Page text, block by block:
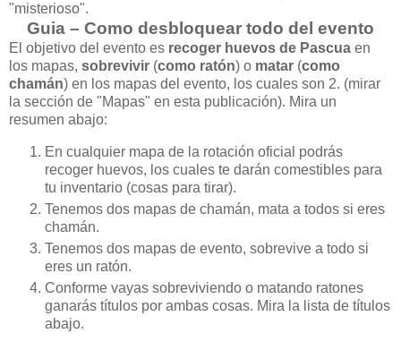
"misterioso".
Guia – Como desbloquear todo del evento
El objetivo del evento es recoger huevos de Pascua en
los mapas, sobrevivir (como ratón) o matar (como
chamán) en los mapas del evento, los cuales son 2. (mirar
la sección de "Mapas" en esta publicación). Mira un
resumen abajo:
En cualquier mapa de la rotación oficial podrás
recoger huevos, los cuales te darán comestibles para
tu inventario (cosas para tirar).
Tenemos dos mapas de chamán, mata a todos si eres
chamán.
Tenemos dos mapas de evento, sobrevive a todo si
eres un ratón.
Conforme vayas sobreviviendo o matando ratones
ganarás títulos por ambas cosas. Mira la lista de títulos
abajo.